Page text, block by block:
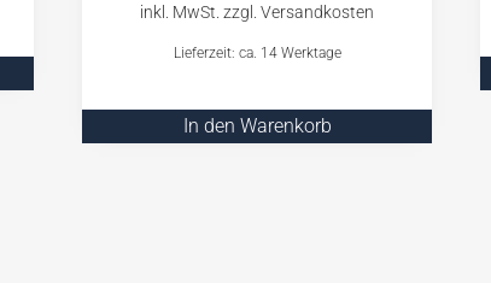
Lieferzeit: ca. 14 Werktage
In den Warenkorb